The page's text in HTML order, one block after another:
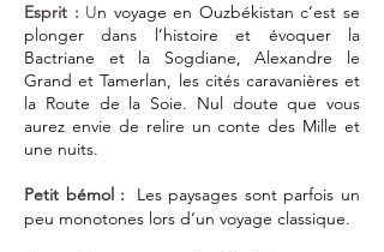
Esprit : Un voyage en Ouzbékistan c’est se
plonger dans l’histoire et évoquer la
Bactriane et la Sogdiane, Alexandre le
Grand et Tamerlan, les cités caravanières et
la Route de la Soie. Nul doute que vous
aurez envie de relire un conte des Mille et
une nuits.
Petit bémol : Les paysages sont parfois un
peu monotones lors d’un voyage classique.